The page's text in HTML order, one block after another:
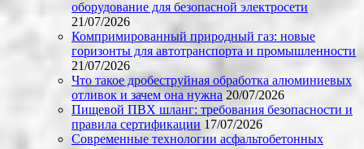
оборудование для безопасной электросети
21/07/2026
Компримированный природный газ: новые
горизонты для автотранспорта и промышленности
21/07/2026
Что такое дробеструйная обработка алюминиевых
отливок и зачем она нужна 20/07/2026
Пищевой ПВХ шланг: требования безопасности и
правила сертификации 17/07/2026
Современные технологии асфальтобетонных